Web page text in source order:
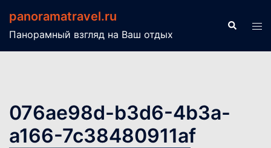
содержимому
panoramatravel.ru
Панорамный взгляд на Ваш отдых
Поиск
076ae98d-b3d6-4b3a-
a166-7c38480911af